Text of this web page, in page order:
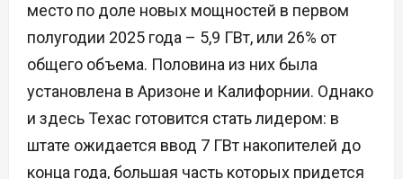
место по доле новых мощностей в первом
полугодии 2025 года – 5,9 ГВт, или 26% от
общего объема. Половина из них была
установлена в Аризоне и Калифорнии. Однако
и здесь Техас готовится стать лидером: в
штате ожидается ввод 7 ГВт накопителей до
конца года, большая часть которых придется